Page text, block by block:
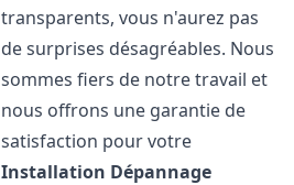
transparents, vous n'aurez pas
de surprises désagréables. Nous
sommes fiers de notre travail et
nous offrons une garantie de
satisfaction pour votre
Installation Dépannage